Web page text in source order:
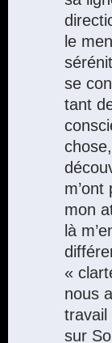
le
se
tant
mon
là
«
nous
travail
sur